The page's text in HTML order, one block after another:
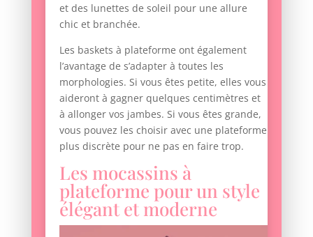
et des lunettes de soleil pour une allure
chic et branchée.
Les baskets à plateforme ont également
l’avantage de s’adapter à toutes les
morphologies. Si vous êtes petite, elles vous
aideront à gagner quelques centimètres et
à allonger vos jambes. Si vous êtes grande,
vous pouvez les choisir avec une plateforme
plus discrète pour ne pas en faire trop.
Les mocassins à
plateforme pour un style
élégant et moderne